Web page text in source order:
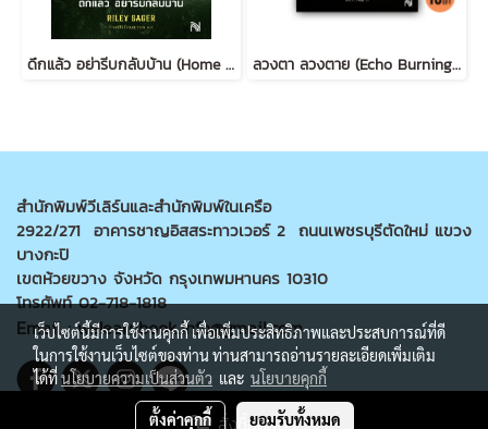
สั่งซื้อสินค้า
ดึกแล้ว อย่ารีบกลับบ้าน (Home Before Dark) ลวงตา ลวงตาย (Echo Burning) [ฉบับปรับปรุง] #5
สำนักพิมพ์วีเลิร์นและสำนักพิมพ์ในเครือ
2922/271 อาคารชาญอิสสระทาวเวอร์ 2 ถนนเพชรบุรีตัดใหม่ แขวง
บางกะปิ
เขตห้วยขวาง จังหวัด กรุงเทพมหานคร 10310
โทรศัพท์ 02-718-1818
Email : welearnbook.info@gmail.com
เว็บไซต์นี้มีการใช้งานคุกกี้ เพื่อเพิ่มประสิทธิภาพและประสบการณ์ที่ดี
ในการใช้งานเว็บไซต์ของท่าน ท่านสามารถอ่านรายละเอียดเพิ่มเติม
ได้ที่นโยบายความเป็นส่วนตัว และ นโยบายคุกกี้
ตั้งค่าคุกกี้ ยอมรับทั้งหมด